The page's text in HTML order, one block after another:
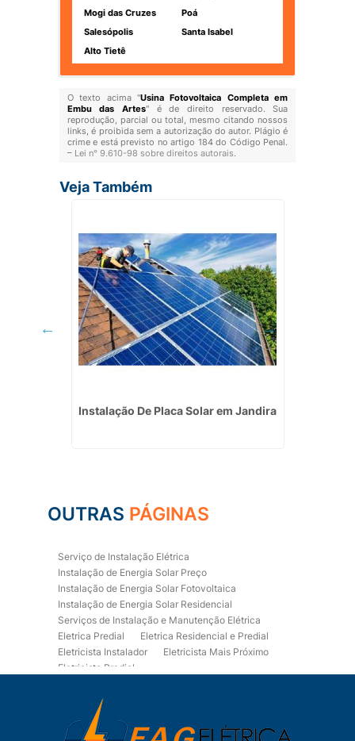
Mogi das Cruzes
Poá
Salesópolis
Santa Isabel
Alto Tietê
O texto acima "Usina Fotovoltaica Completa em
Embu das Artes" é de direito reservado. Sua
reprodução, parcial ou total, mesmo citando nossos
links, é proibida sem a autorização do autor. Plágio é
crime e está previsto no artigo 184 do Código Penal.
– Lei n° 9.610-98 sobre direitos autorais.
Veja Também
Instalação De Placa Solar em Jandira
OUTRAS PÁGINAS
Serviço de Instalação Elétrica
Instalação de Energia Solar Preço
Instalação de Energia Solar Fotovoltaica
Instalação de Energia Solar Residencial
Serviços de Instalação e Manutenção Elétrica
Eletrica Predial
Eletrica Residencial e Predial
Eletricista Instalador
Eletricista Mais Próximo
Eletricista Predial
Eletricista Residencial
Eletricista Residencial E Predial
Eletricistas de Manutenção